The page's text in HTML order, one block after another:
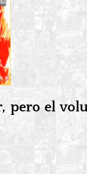
pero el